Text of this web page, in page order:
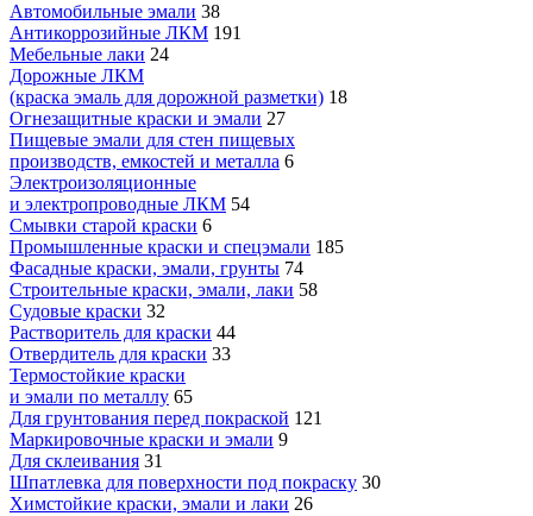
Автомобильные эмали 38
Антикоррозийные ЛКМ 191
Мебельные лаки 24
Дорожные ЛКМ
(краска эмаль для дорожной разметки) 18
Огнезащитные краски и эмали 27
Пищевые эмали для стен пищевых
производств, емкостей и металла 6
Электроизоляционные
и электропроводные ЛКМ 54
Смывки старой краски 6
Промышленные краски и спецэмали 185
Фасадные краски, эмали, грунты 74
Строительные краски, эмали, лаки 58
Судовые краски 32
Растворитель для краски 44
Отвердитель для краски 33
Термостойкие краски
и эмали по металлу 65
Для грунтования перед покраской 121
Маркировочные краски и эмали 9
Для склеивания 31
Шпатлевка для поверхности под покраску 30
Химстойкие краски, эмали и лаки 26